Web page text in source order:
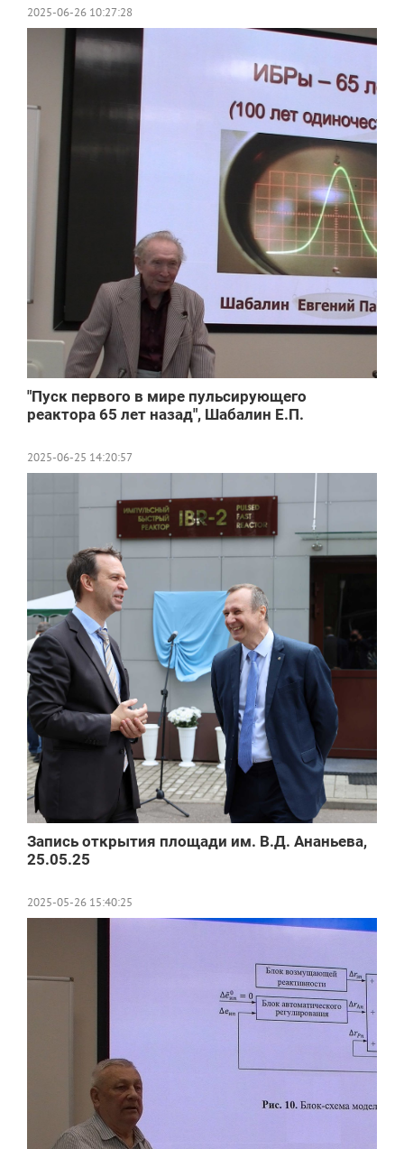
2025-06-26 10:27:28
"Пуск первого в мире пульсирующего
реактора 65 лет назад", Шабалин Е.П.
2025-06-25 14:20:57
Запись открытия площади им. В.Д. Ананьева,
25.05.25
2025-05-26 15:40:25